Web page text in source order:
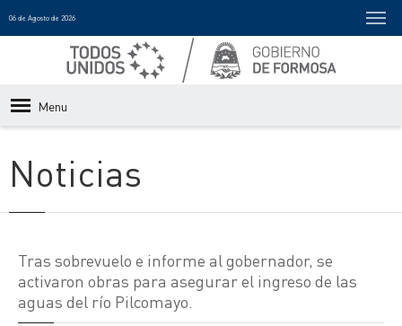
06 de Agosto de 2026
Menu
Noticias
Tras sobrevuelo e informe al gobernador, se
activaron obras para asegurar el ingreso de las
aguas del río Pilcomayo.